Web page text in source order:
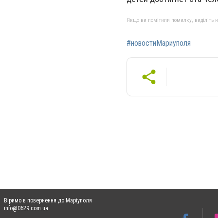
Якщо ви помітили помилку, виділіть
#новостиМариуполя
Віримо в повернення до Маріуполя
info@0629.com.ua